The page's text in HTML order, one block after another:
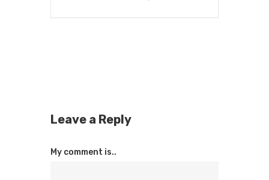
Leave a Reply
My comment is..